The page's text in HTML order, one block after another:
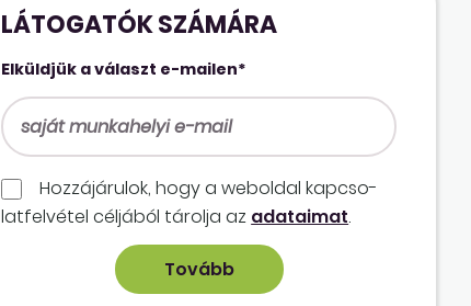
LÁTOGATÓK SZÁMÁRA
Elküldjük a választ e-mailen*
Hozzájárulok, hogy a weboldal kapcso­
lat­felvétel céljából tárolja az adataimat.